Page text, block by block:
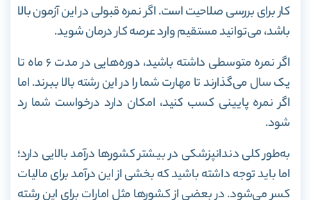
کار برای بررسی صلاحیت است. اگر نمره قبولی در این آزمون بالا
باشد، می‌توانید مستقیم وارد عرصه کار درمان شوید.
اگر نمره متوسطی داشته باشید، دوره‌هایی در مدت ۶ ماه تا
یک سال می‌گذارند تا مهارت شما را در این رشته بالا ببرند. اما
اگر نمره پایینی کسب کنید، امکان دارد درخواست شما رد
شود.
به‌طور کلی دندانپزشکی در بیشتر کشورها درآمد بالایی دارد؛
اما باید توجه داشته باشید که بخشی از این درآمد برای مالیات
کسر می‌شود. در بعضی از کشورها مثل امارات برای این رشته